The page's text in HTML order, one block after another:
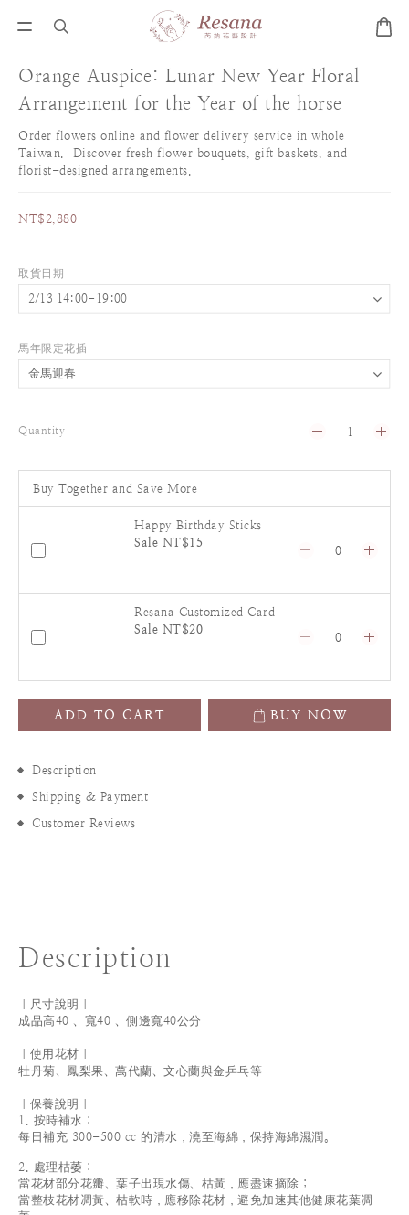
Orange Auspice: Lunar New Year Floral
Arrangement for the Year of the horse
Order flowers online and flower delivery service in whole
Taiwan.  Discover fresh flower bouquets, gift baskets, and
florist-designed arrangements.
NT$2,880
取貨日期
馬年限定花插
Quantity
Buy Together and Save More
Happy Birthday Sticks
Sale NT$15
Resana Customized Card
Sale NT$20
ADD TO CART BUY NOW
Description
Shipping & Payment
Customer Reviews
Description
｜尺寸說明｜
成品高40 、寬40 、側邊寬40公分
｜使用花材｜
牡丹菊、鳳梨果、 萬代蘭、文心蘭與金乒乓等
｜保養說明｜
1. 按時補水：
每日補充 300-500 cc 的清水，澆至海綿，保持海綿濕潤。
2. 處理枯萎：
當花材部分花瓣、葉子出現水傷、枯黃，應盡速摘除；
當整枝花材凋黃、枯軟時，應移除花材，避免加速其他健康花葉凋